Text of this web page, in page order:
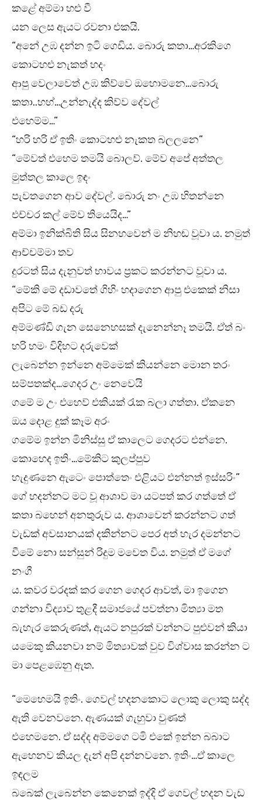
කළේ අම්මා හළු වී
යන ලෙස ඇයට රවනා එකයි.
“අනේ උඹ දන්න ඉටි ගෙඩිය. බොරු කතා…අරකිගෙ
කොටහළු නැකත් හදං
ආපු වෙලාවෙත් උඹ කිව්වෙ ඔහොමනෙ…බොරු
කතා..හහ්…උන්නැද්ද කිව්ව දේවල්
එහෙම්ම…”
“හරි හරි ඒ ඉතිං කොටහළු නැකත බලලනෙ”
“මේවත් එහෙම තමයි බොලව්. මේව අපේ අත්තල
මුත්තල කාලෙ ඉඳං
පැවතගෙන ආව දේවල්. බොරු නං උඹ හිතන්නෙ
එච්චර කල් මේව තියෙයිද…”
අම්මා ඉනික්බිති සිය සිනහවෙන් ම නිහඬ වූවා ය. නමුත්
ආච්චම්මා තව
දුරටත් සිය දැනුවත් භාවය ප්‍රකට කරන්නට වූවා ය.
“මේකි මේ දඩාවතේ ගිහිං හදාගෙන ආපු එකෙක් නිසා
අපිට මේ බඩ දරු
අම්මණ්ඩි ගැන සෙනෙහසක් දැනෙන්නෑ තමයි. ඒත් බං
හරි හමං විදිහට දරුවෙක්
ලැබෙන්න ඉන්නෙ අම්මෙක් කියන්නෙ මොන තරං
සම්පතක්ද…ගෙදර උං නෙවෙයි
ගමේ ම උං එහෙව් එකියක් රැක බලා ගත්තා. ඒකනෙ
ඔය දොළ දුක් කෑම අරං
ගමේම ඉන්න මිනිස්සු ඒ කාලෙට ගෙදරට එන්නෙ.
කොහෙද ඉතිං…මේකිට කුලප්පුව
හැදුණනෙ ඇටෙං පොත්තෙං එළියට එන්නත් ඉස්සරිං”
ගේ හදන්නට මට වූ ආශාව මා යටපත් කර ගත්තේ ඒ
කතා බහෙන් අනතුරුව ය. ආශාවෙන් කරන්නට ගත්
වැඩක් අවසානයක් දකින්නට පෙර අත් හැර දමන්නට
වීමේ නො සන්සුන් රිදුම මවෙත විය. නමුත් ඒ මගේ
නංගී
ය. කවර වරදක් කර ගෙන ගෙදර ආවත්, මා ඉගෙන
ගන්නා විද්‍යාව තුළදී සමාජයේ පවත්නා මිත්‍යා මත
බැහැර කෙරුණත්, ඇයට නපුරක් වන්නට පුළුවන් කියා
යමෙකු කියනවා නම් මිත්‍යාවක් වුව විශ්වාස කරන්න ට
මා පෙළඹෙනු ඇත.
“මෙහෙමයි ඉතිං. ගෙවල් හදනකොට ලොකු ලොකු සද්ද
ඇති වෙනවනෙ. ඇණයක් ගැහුවා වුණත්
එහෙමනෙ. ඒ සද්ද අම්මගෙ ටමි එකේ ඉන්න බබාට
ඇහෙනව කියල දැන් අපි දන්නවනෙ. ඉතිං…ඒ කාලෙ
ඉඳලම
බබෙක් ලැබෙන්න කෙනෙක් ඉද්දි ඒ ගෙවල් හදන වැඩ